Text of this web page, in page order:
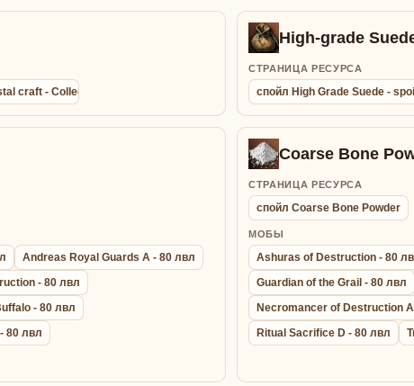
craft - Collection agathion summon bracelet - Браслет Сбора Энергии
High-grade
СТРАНИЦА РЕСУРСА
спойл High Grade Suede -
Andreas Royal Guards A - 80 лвл
- 80 лвл
- 80 лвл
80 лвл
Coarse Bone
СТРАНИЦА РЕСУРСА
спойл Coarse Bone Powder
МОБЫ
Ashuras of Destruction - 80
Guardian of the Grail - 80 лвл
Necromancer of Destruction
Ritual Sacrifice D - 80 лвл